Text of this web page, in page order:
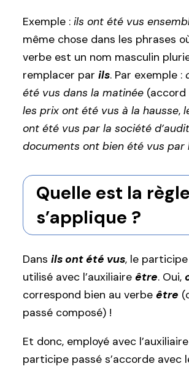
Exemple : ils ont été vus
même chose dans les phrases
verbe est un nom masculin
remplacer par ils. Par exemple :
été vus dans la matinée (accord
les prix ont été vus à la hausse,
ont été vus par la société d’audit
documents ont bien été vus par
Quelle est la
s’applique ?
Dans ils ont été vus, le
utilisé avec l’auxiliaire être. Oui,
correspond bien au verbe être
passé composé) !
Et donc, employé avec l’auxiliaire
participe passé s’accorde avec